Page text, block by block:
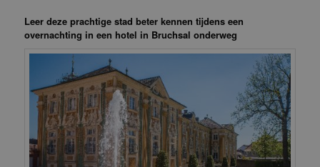
Leer deze prachtige stad beter kennen tijdens een
overnachting in een hotel in Bruchsal onderweg